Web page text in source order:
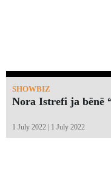
SHOWBIZ
Nora Istrefi ja bënë
1 July 2022 | 1 July 2022